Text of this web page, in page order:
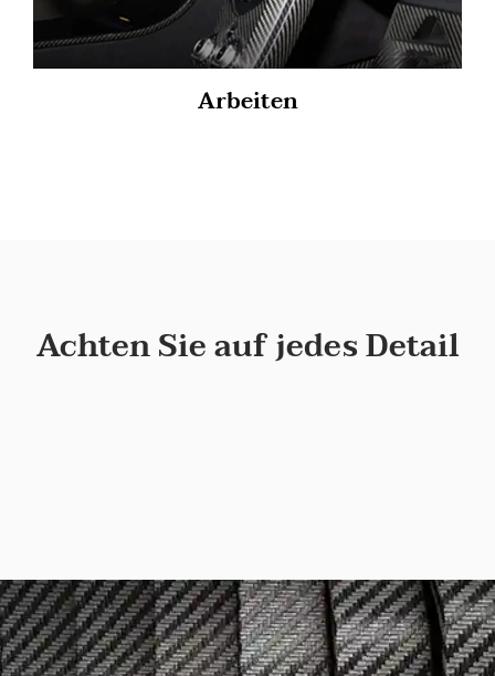
Arbeiten
Achten Sie auf jedes Detail